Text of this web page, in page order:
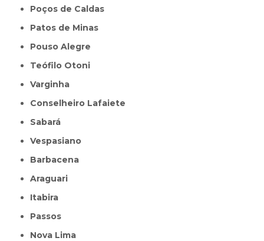
Poços de Caldas
Patos de Minas
Pouso Alegre
Teófilo Otoni
Varginha
Conselheiro Lafaiete
Sabará
Vespasiano
Barbacena
Araguari
Itabira
Passos
Nova Lima